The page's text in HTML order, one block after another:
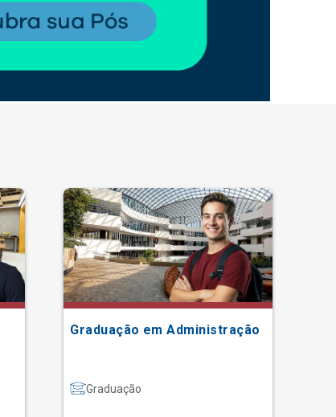
Graduação em Administração
Graduação